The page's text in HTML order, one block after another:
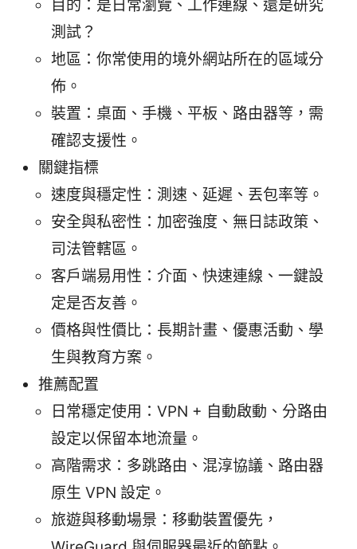
目的：是日常瀏覽、工作連線、還是研究
測試？
地區：你常使用的境外網站所在的區域分
佈。
裝置：桌面、手機、平板、路由器等，需
確認支援性。
關鍵指標
速度與穩定性：測速、延遲、丟包率等。
安全與私密性：加密強度、無日誌政策、
司法管轄區。
客戶端易用性：介面、快速連線、一鍵設
定是否友善。
價格與性價比：長期計畫、優惠活動、學
生與教育方案。
推薦配置
日常穩定使用：VPN + 自動啟動、分路由
設定以保留本地流量。
高階需求：多跳路由、混淳協議、路由器
原生 VPN 設定。
旅遊與移動場景：移動裝置優先，